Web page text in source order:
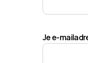
Je e-